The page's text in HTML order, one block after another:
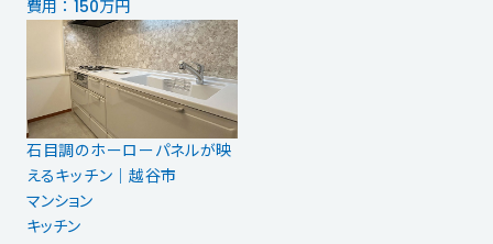
費用 ： 150万円
石目調のホーローパネルが映
えるキッチン｜越谷市
マンション
キッチン